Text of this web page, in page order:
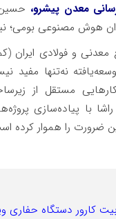
معدن پیشرو،
هوش مصنوعی بومی؛
و فولادی ایران
نه‌تنها مفید
مستقل از
با پیاده‌سازی
ضرورت را هموار کرده
کارور دستگاه حفاری